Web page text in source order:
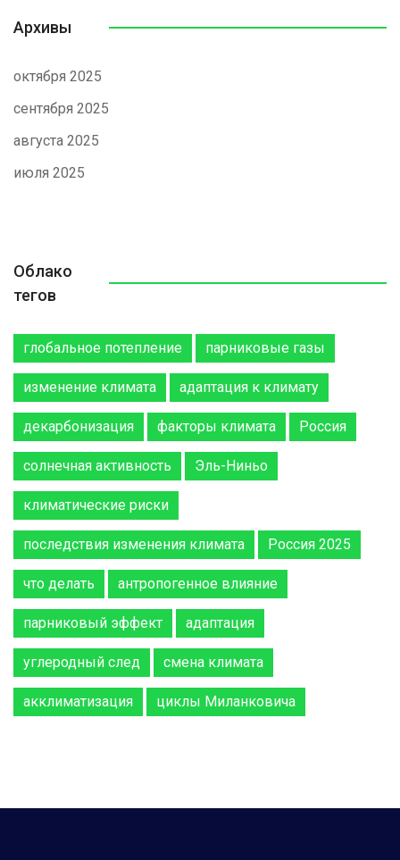
Архивы
октября 2025
сентября 2025
августа 2025
июля 2025
Облако
тегов
глобальное потепление парниковые газы
изменение климата адаптация к климату
декарбонизация факторы климата Россия
солнечная активность Эль-Ниньо
климатические риски
последствия изменения климата Россия 2025
что делать антропогенное влияние
парниковый эффект адаптация
углеродный след смена климата
акклиматизация циклы Миланковича